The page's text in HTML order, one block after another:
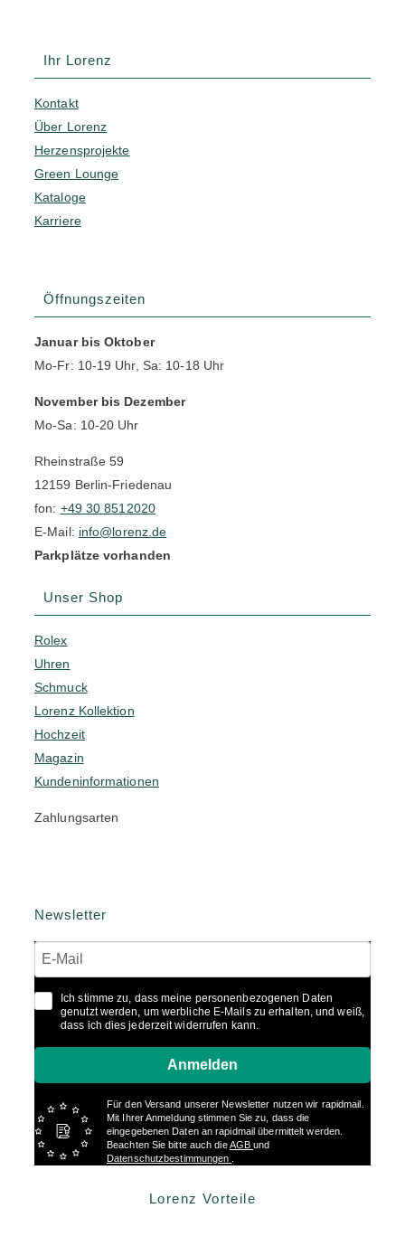
Ihr Lorenz
Kontakt
Über Lorenz
Herzensprojekte
Green Lounge
Kataloge
Karriere
Öffnungszeiten
Januar bis Oktober
Mo-Fr: 10-19 Uhr, Sa: 10-18 Uhr
November bis Dezember
Mo-Sa: 10-20 Uhr
Rheinstraße 59
12159 Berlin-Friedenau
fon: +49 30 8512020
E-Mail: info@lorenz.de
Parkplätze vorhanden
Unser Shop
Rolex
Uhren
Schmuck
Lorenz Kollektion
Hochzeit
Magazin
Kundeninformationen
Zahlungsarten
Newsletter
Ich stimme zu, dass meine personenbezogenen Daten
genutzt werden, um werbliche E-Mails zu erhalten, und weiß,
dass ich dies jederzeit widerrufen kann.
Anmelden
Für den Versand unserer Newsletter nutzen wir rapidmail.
Mit Ihrer Anmeldung stimmen Sie zu, dass die
eingegebenen Daten an rapidmail übermittelt werden.
Beachten Sie bitte auch dieAGBund
Datenschutzbestimmungen
Lorenz Vorteile